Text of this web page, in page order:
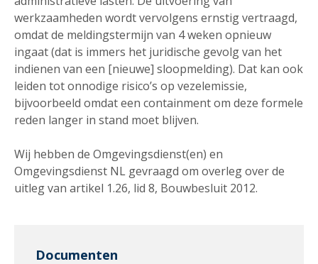
werkzaamheden wordt vervolgens ernstig vertraagd,
omdat de meldingstermijn van 4 weken opnieuw
ingaat (dat is immers het juridische gevolg van het
indienen van een [nieuwe] sloopmelding). Dat kan ook
leiden tot onnodige risico’s op vezelemissie,
bijvoorbeeld omdat een containment om deze formele
reden langer in stand moet blijven.
Wij hebben de Omgevingsdienst(en) en
Omgevingsdienst NL gevraagd om overleg over de
uitleg van artikel 1.26, lid 8, Bouwbesluit 2012.
Documenten